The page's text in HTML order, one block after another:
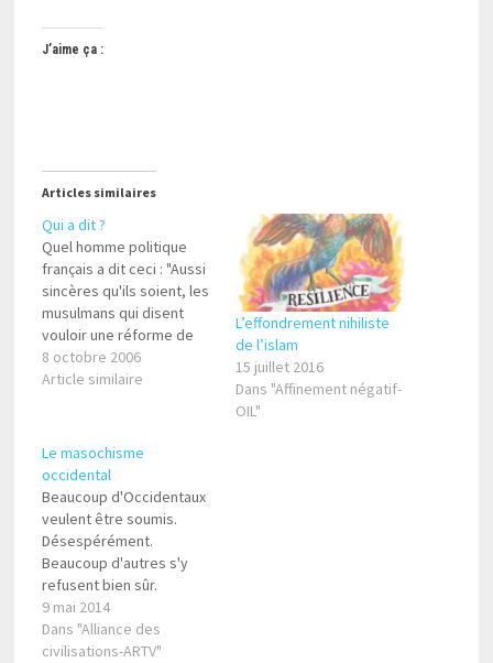
J’aime ça :
Articles similaires
Qui a dit ?
Quel homme politique
français a dit ceci : "Aussi
sincères qu'ils soient, les
musulmans qui disent
vouloir une réforme de
l'islam ne peuvent aller
jusqu'au bout. Pour
risque d'aliéner l'identité
musulmane" ?
8 octobre 2006
Article similaire
L’effondrement nihiliste
de l’islam
15 juillet 2016
Dans "Affinement négatif-
OIL"
Le masochisme
occidental
Beaucoup d'Occidentaux
veulent être soumis.
Désespérément.
Beaucoup d'autres s'y
refusent bien sûr.
9 mai 2014
Dans "Alliance des
civilisations-ARTV"